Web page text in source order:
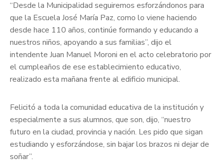
“Desde la Municipalidad seguiremos esforzándonos para
que la Escuela José María Paz, como lo viene haciendo
desde hace 110 años, continúe formando y educando a
nuestros niños, apoyando a sus familias”, dijo el
intendente Juan Manuel Moroni en el acto celebratorio por
el cumpleaños de ese establecimiento educativo,
realizado esta mañana frente al edificio municipal.
Felicitó a toda la comunidad educativa de la institución y
especialmente a sus alumnos, que son, dijo, “nuestro
futuro en la ciudad, provincia y nación. Les pido que sigan
estudiando y esforzándose, sin bajar los brazos ni dejar de
soñar”.